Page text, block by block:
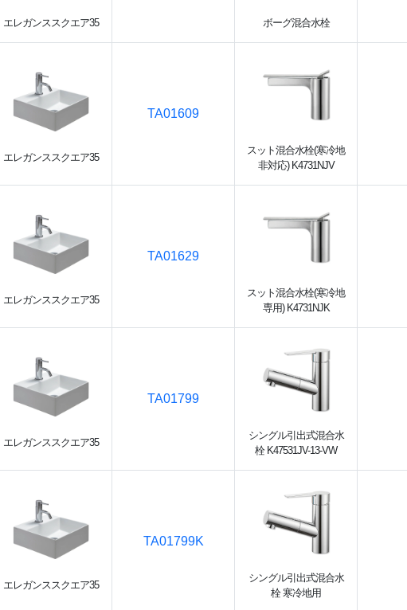
エレガンススクエア35 ボーグ混合水栓
エレガンススクエア35
TA01609
スット混合水栓(寒冷地
非対応) K4731NJV
エレガンススクエア35
TA01629
スット混合水栓(寒冷地
専用) K4731NJK
エレガンススクエア35
TA01799
シングル引出式混合水
栓 K47531JV-13-VW
エレガンススクエア35
TA01799K
シングル引出式混合水
栓 寒冷地用